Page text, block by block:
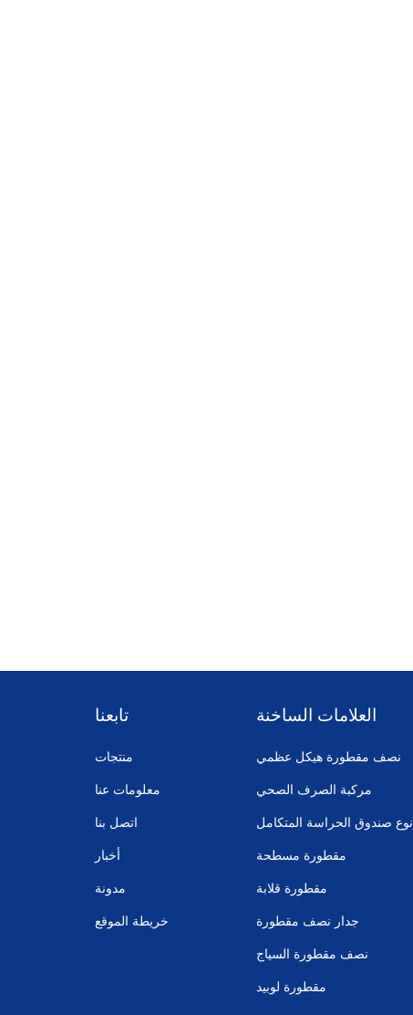
تابعنا
منتجات
معلومات عنا
اتصل بنا
أخبار
مدونة
خريطة الموقع
العلامات الساخنة
نصف مقطورة هيكل عظمي
مركبة الصرف الصحي
نوع صندوق الحراسة المتكامل
مقطورة مسطحة
مقطورة قلابة
جدار نصف مقطورة
نصف مقطورة السياج
مقطورة لوبيد